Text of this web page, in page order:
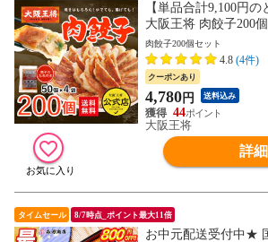
【単品合計9,100円
大阪王将 肉餃子200
袋）＜北海道・沖縄
無料 冷凍食品 冷凍餃
ぎょうざ ギョウザ ギ
家飲み 宅飲み 通販
り 簡単調理
肉餃子200個セット
4.8 (4件)
クーポンあり
4,780円 送料込み
44
大阪王将
詳
タイムセール 8/7時点_ポイント最大11倍
お中元配送受付中★